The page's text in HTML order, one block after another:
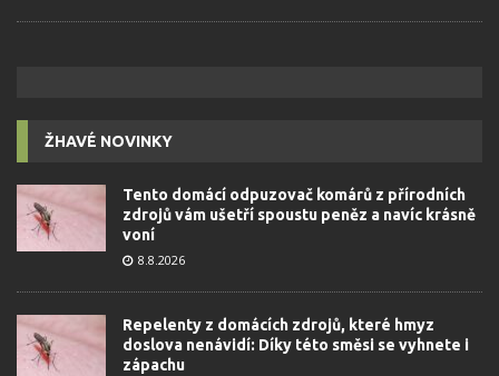
ŽHAVÉ NOVINKY
Tento domácí odpuzovač komárů z přírodních
zdrojů vám ušetří spoustu peněz a navíc krásně
voní
8.8.2026
Repelenty z domácích zdrojů, které hmyz
doslova nenávidí: Díky této směsi se vyhnete i
zápachu